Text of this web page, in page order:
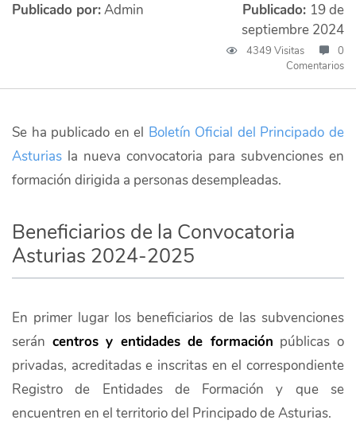
Publicado por:Admin Publicado: 19 de
septiembre 2024
4349 Visitas
0
Comentarios
Se ha publicado en el Boletín Oficial del Principado de
Asturias la nueva convocatoria para subvenciones en
formación dirigida a personas desempleadas.
Beneficiarios de la Convocatoria
Asturias 2024-2025
En primer lugar los beneficiarios de las subvenciones
serán centros y entidades de formación públicas o
privadas, acreditadas e inscritas en el correspondiente
Registro de Entidades de Formación y que se
encuentren en el territorio del Principado de Asturias.